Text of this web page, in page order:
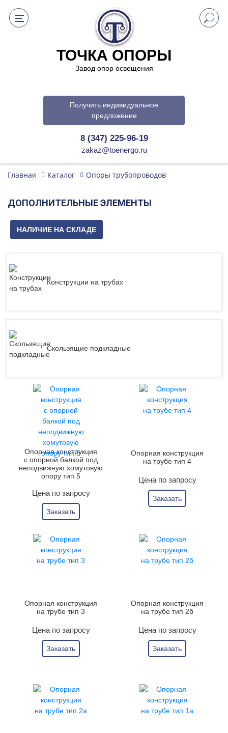
ТОЧКА ОПОРЫ
Завод опор освещения
Получить индивидуальное
предложение
8 (347) 225-96-19
zakaz@toenergo.ru
Главная Каталог Опоры трубопроводов
ДОПОЛНИТЕЛЬНЫЕ ЭЛЕМЕНТЫ
НАЛИЧИЕ НА СКЛАДЕ
Конструкции на трубах
Скользящие подкладные
Опорная конструкция
с опорной балкой под
неподвижную хомутовую
опору тип 5
Цена по запросу
Заказать
Опорная конструкция
на трубе тип 4
Цена по запросу
Заказать
Опорная конструкция
на трубе тип 3
Цена по запросу
Заказать
Опорная конструкция
на трубе тип 2б
Цена по запросу
Заказать